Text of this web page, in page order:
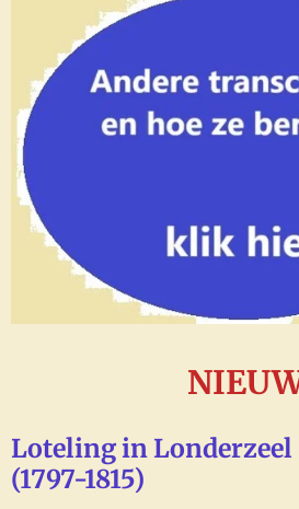
Loteling in
(1797-1815)